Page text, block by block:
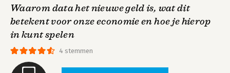
4 stemmen
Waarom data het nieuwe geld is, wat dit
betekent voor onze economie en hoe je hierop
in kunt spelen